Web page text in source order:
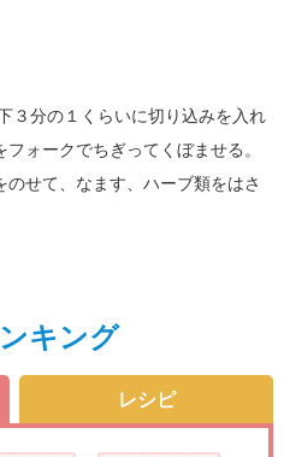
３分の１くらいに切り込みを入れ
ォークでちぎってくぼませる。
せて、なます、ハーブ類をはさ
キング
レシピ